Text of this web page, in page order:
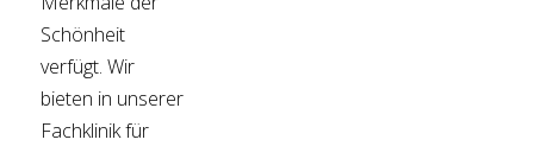
Schönheit
verfügt. Wir
bieten in unserer
Fachklinik für